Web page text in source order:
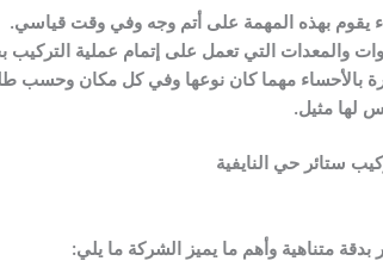
يقوم بهذه المهمة على أتم وجه وفي وقت قياسي.
والمعدات التي تعمل على إتمام عملية التركيب
بالأحساء مهما كان نوعها وفي كل مكان وحسب
لها مثيل.
ستائر حي النايفية
متناهية وأهم ما يميز الشركة ما يلي: